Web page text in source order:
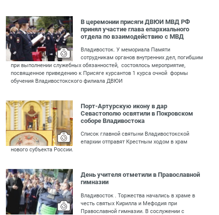
В церемонии присяги ДВЮИ МВД РФ
принял участие глава епархиального
отдела по взаимодействию с МВД
Владивосток. У мемориала Памяти
сотрудникам органов внутренних дел, погибшим
при выполнении служебных обязанностей, состоялось мероприятие,
посвященное приведению к Присяге курсантов 1 курса очной формы
обучения Владивостокского филиала ДВЮИ
Порт-Артурскую икону в дар
Севастополю освятили в Покровском
соборе Владивостока
Список главной святыни Владивостокской
епархии отправят Крестным ходом в храм
нового субъекта России.
День учителя отметили в Православной
гимназии
Владивосток . Торжества начались в храме в
честь святых Кирилла и Мефодия при
Православной гимназии. В сослужении с